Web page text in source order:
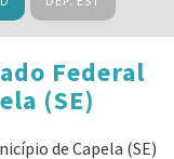
Federal
(SE)
de Capela (SE)